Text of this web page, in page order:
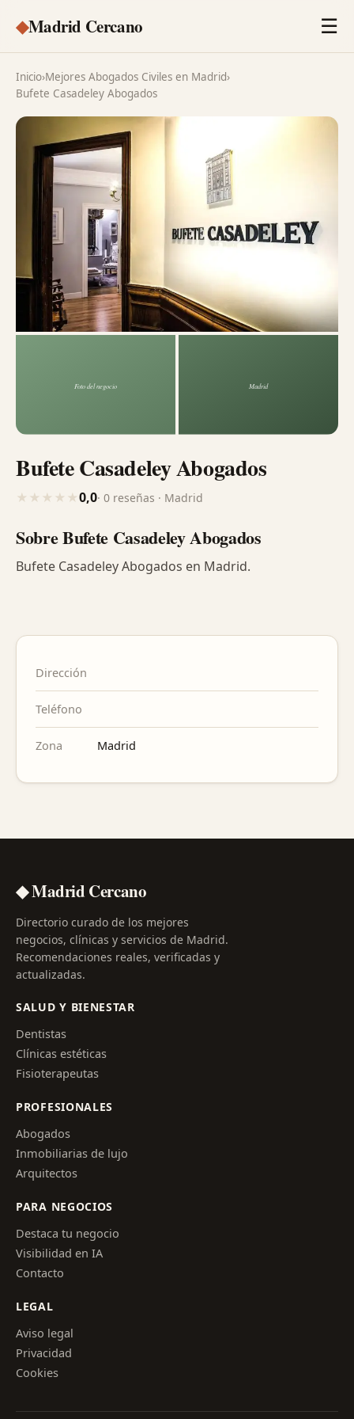
◆Madrid Cercano ☰
Inicio›Mejores Abogados Civiles en Madrid›
Bufete Casadeley Abogados
Bufete Casadeley Abogados
★ ★ ★ ★ ★0,0· 0 reseñas · Madrid
Sobre Bufete Casadeley Abogados
Bufete Casadeley Abogados en Madrid.
Dirección
Teléfono
Zona Madrid
◆ Madrid Cercano
Directorio curado de los mejores
negocios, clínicas y servicios de Madrid.
Recomendaciones reales, verificadas y
actualizadas.
SALUD Y BIENESTAR
Dentistas
Clínicas estéticas
Fisioterapeutas
PROFESIONALES
Abogados
Inmobiliarias de lujo
Arquitectos
PARA NEGOCIOS
Destaca tu negocio
Visibilidad en IA
Contacto
LEGAL
Aviso legal
Privacidad
Cookies